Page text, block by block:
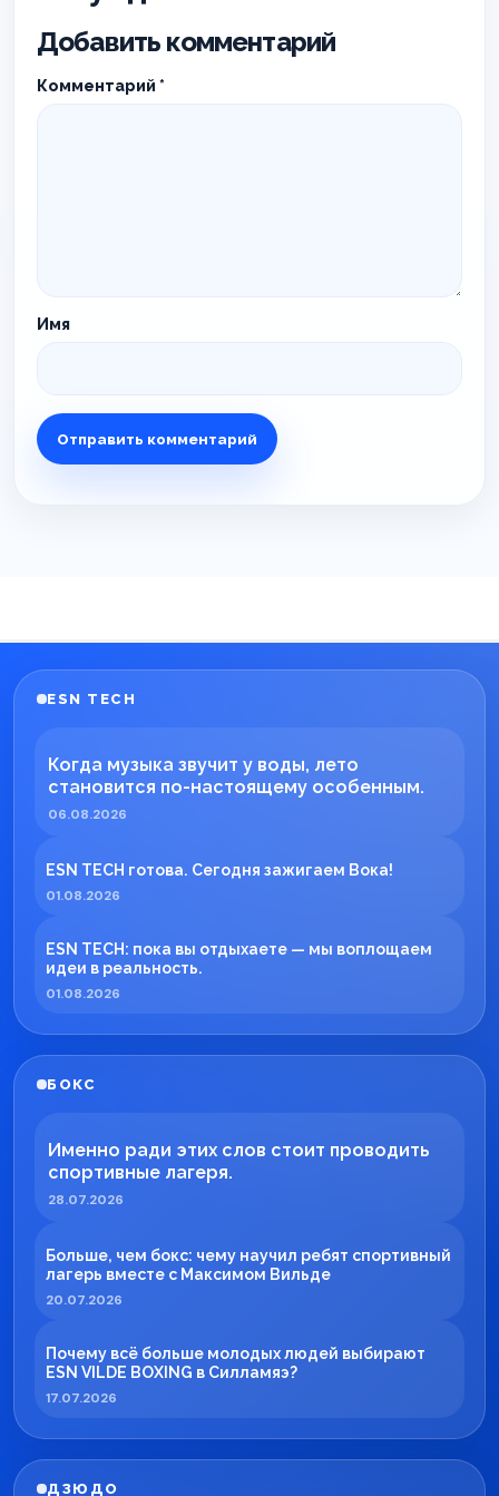
Добавить комментарий
Комментарий *
Имя
ESN TECH
Когда музыка звучит у воды, лето
становится по-настоящему особенным.
06.08.2026
ESN TECH готова. Сегодня зажигаем Вока!
01.08.2026
ESN TECH: пока вы отдыхаете — мы воплощаем
идеи в реальность.
01.08.2026
БОКС
Именно ради этих слов стоит проводить
спортивные лагеря.
28.07.2026
Больше, чем бокс: чему научил ребят спортивный
лагерь вместе с Максимом Вильде
20.07.2026
Почему всё больше молодых людей выбирают
ESN VILDE BOXING в Силламяэ?
17.07.2026
ДЗЮДО